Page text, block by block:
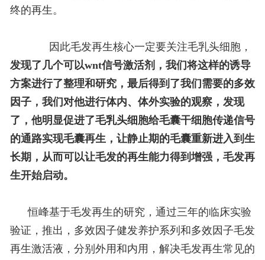
终的再生。
因此毛发再生核心一定要关注毛乳头细胞，
发现了几个可以wnt信号激活剂，我们将这样的诱导
方案进行了整理和研究，最后得到了我们需要的多效
因子，我们对他进行体内、体外实验的观察，发现
了，他明显促进了毛乳头细胞给毛囊干细胞传递信号
的通路实现毛囊再生，让静止期的毛囊重新进入到生
长期，从而可以让毛发的再生能力得到增强，毛发再
生开始启动。
恒峰基于毛发再生的研究，通过三年的临床实验
验证，推出，多效因子健发养护系列和多效因子毛发
再生激活液，分别外用和内用，解决毛发再生常见的